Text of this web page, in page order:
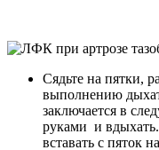
Сядьте на пятки,
выполнению
заключается в
руками и
вставать с пяток